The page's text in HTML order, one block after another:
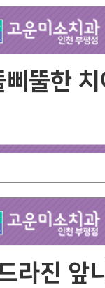
삐뚤한
라진 앞니